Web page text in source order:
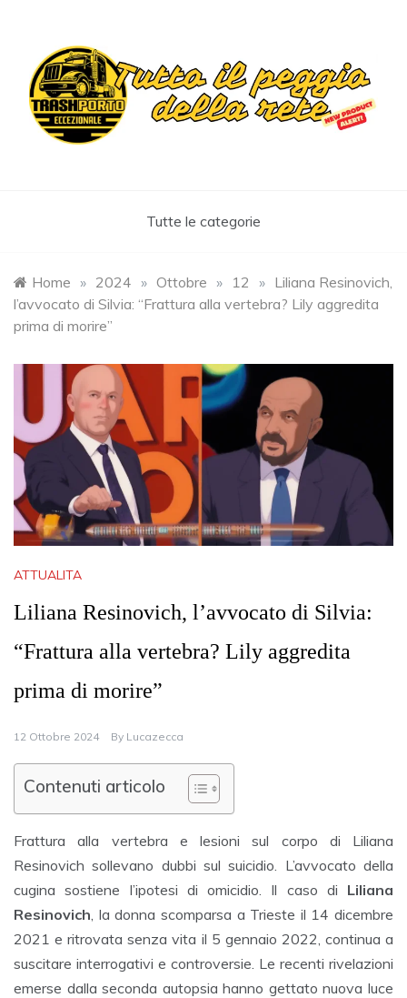
content
Tutte le categorie
Home » 2024 » Ottobre » 12 » Liliana Resinovich,
l’avvocato di Silvia: “Frattura alla vertebra? Lily aggredita
prima di morire”
ATTUALITA
Liliana Resinovich, l’avvocato di Silvia:
“Frattura alla vertebra? Lily aggredita
prima di morire”
12 Ottobre 2024 By Lucazecca
Contenuti articolo
Frattura alla vertebra e lesioni sul corpo di Liliana
Resinovich sollevano dubbi sul suicidio. L’avvocato della
cugina sostiene l’ipotesi di omicidio. Il caso di Liliana
Resinovich , la donna scomparsa a Trieste il 14 dicembre
2021 e ritrovata senza vita il 5 gennaio 2022, continua a
suscitare interrogativi e controversie. Le recenti rivelazioni
emerse dalla seconda autopsia hanno gettato nuova luce